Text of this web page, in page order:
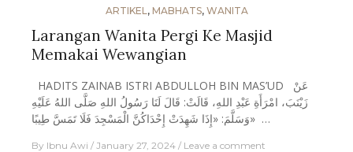
ARTIKEL , MABHATS, WANITA
Larangan Wanita Pergi Ke Masjid
Memakai Wewangian
HADITS ZAINAB ISTRI ABDULLOH BIN MAS’UD عَنْ
زَيْنَبَ، امْرَأَةِ عَبْدِ اللهِ، قَالَتْ: قَالَ لَنَا رَسُولُ اللهِ صَلَّى اللهُ عَلَيْهِ
وَسَلَّمَ: «إِذَا شَهِدَتْ إِحْدَاكُنَّ الْمَسْجِدَ فَلَا تَمَسَّ طِيبًا» …
By Ibnu Awi January 27, 2024 Leave a comment